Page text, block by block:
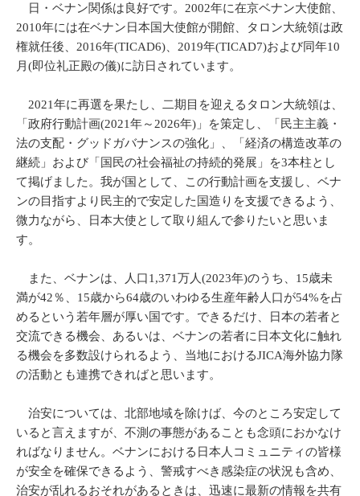
日・ベナン関係は良好です。2002年に在京ベナン大使館、
2010年には在ベナン日本国大使館が開館、タロン大統領は政
権就任後、2016年(TICAD6)、2019年(TICAD7)および同年10
月(即位礼正殿の儀)に訪日されています。
2021年に再選を果たし、二期目を迎えるタロン大統領は、
「政府行動計画(2021年～2026年)」を策定し、「民主主義・
法の支配・グッドガバナンスの強化」、「経済の構造改革の
継続」および「国民の社会福祉の持続的発展」を3本柱とし
て掲げました。我が国として、この行動計画を支援し、ベナ
ンの目指すより民主的で安定した国造りを支援できるよう、
微力ながら、日本大使として取り組んで参りたいと思いま
す。
また、ベナンは、人口1,371万人(2023年)のうち、15歳未
満が42％、15歳から64歳のいわゆる生産年齢人口が54%を占
めるという若年層が厚い国です。できるだけ、日本の若者と
交流できる機会、あるいは、ベナンの若者に日本文化に触れ
る機会を多数設けられるよう、当地におけるJICA海外協力隊
の活動とも連携できればと思います。
治安については、北部地域を除けば、今のところ安定して
いると言えますが、不測の事態があることも念頭におかなけ
ればなりません。ベナンにおける日本人コミュニティの皆様
が安全を確保できるよう、警戒すべき感染症の状況も含め、
治安が乱れるおそれがあるときは、迅速に最新の情報を共有